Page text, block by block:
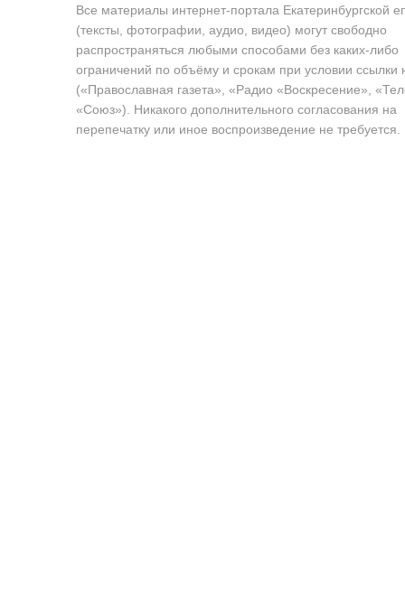
Все материалы интернет-портала Екатеринбургской
(тексты, фотографии, аудио, видео) могут свободно
распространяться любыми способами без каких-либо
ограничений по объёму и срокам при условии ссылки
(«Православная газета», «Радио «Воскресение»,
«Союз»). Никакого дополнительного согласования на
перепечатку или иное воспроизведение не требуется.